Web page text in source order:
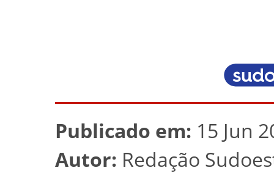
Publicado em: 15 Jun
Autor: Redação